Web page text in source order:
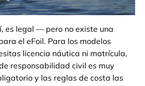
es legal — pero no existe una
el eFoil. Para los modelos
licencia náutica ni matrícula,
responsabilidad civil es muy
y las reglas de costa las